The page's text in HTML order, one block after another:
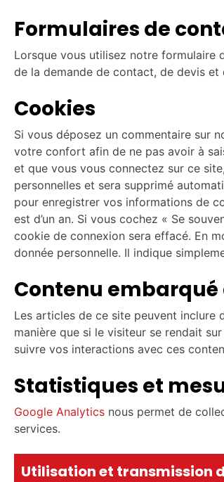
Formulaires de
Lorsque vous utilisez notre formulaire
de la demande de contact, de devis
Cookies
Si vous déposez un commentaire sur
votre confort afin de ne pas avoir à
et que vous vous connectez sur ce
personnelles et sera supprimé
pour enregistrer vos informations de
est d’un an. Si vous cochez « Se
cookie de connexion sera effacé. En
donnée personnelle. Il indique
Contenu embarqué
Les articles de ce site peuvent inclure
manière que si le visiteur se rendait
suivre vos interactions avec ces
Statistiques et
Google Analytics nous permet de
services.
Utilisation et transmission